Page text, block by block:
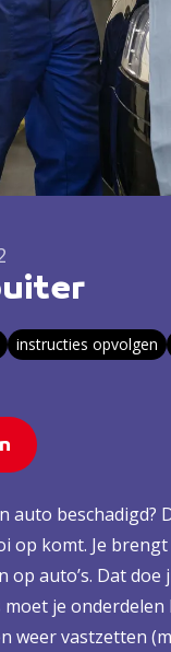
instructies opvolgen
auto beschadigd?
op komt. Je
op auto’s. Dat doe
je onderdelen
weer vastzetten